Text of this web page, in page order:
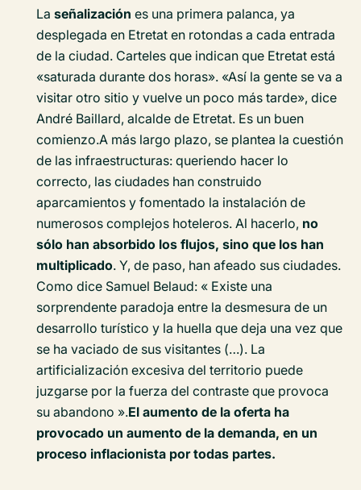
La señalización es una primera palanca, ya
desplegada en Etretat en rotondas a cada entrada
de la ciudad. Carteles que indican que Etretat está
«saturada durante dos horas». «Así la gente se va a
visitar otro sitio y vuelve un poco más tarde», dice
André Baillard, alcalde de Etretat. Es un buen
comienzo.A más largo plazo, se plantea la cuestión
de las infraestructuras: queriendo hacer lo
correcto, las ciudades han construido
aparcamientos y fomentado la instalación de
numerosos complejos hoteleros. Al hacerlo, no
sólo han absorbido los flujos, sino que los han
multiplicado. Y, de paso, han afeado sus ciudades.
Como dice Samuel Belaud: « Existe una
sorprendente paradoja entre la desmesura de un
desarrollo turístico y la huella que deja una vez que
se ha vaciado de sus visitantes (…). La
artificialización excesiva del territorio puede
juzgarse por la fuerza del contraste que provoca
su abandono ».El aumento de la oferta ha
provocado un aumento de la demanda, en un
proceso inflacionista por todas partes.